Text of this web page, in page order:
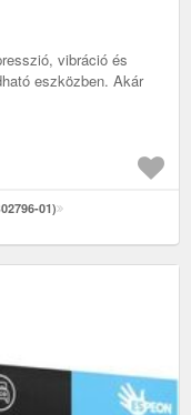
vibráció és
eszközben. Akár
01)